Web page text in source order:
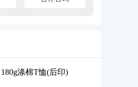
180g涤棉T恤(后印)